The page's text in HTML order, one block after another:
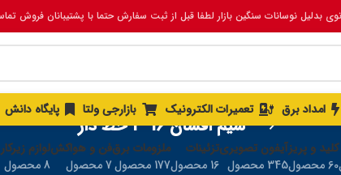
بدلیل نوسانات سنگین بازار لطفا قبل از ثبت سفارش حتما با پشتیبانان فروش
امداد برق تعمیرات الکترونیک بازارجی ولتا پایگاه دانش
سیم افشان 16 *1 خط دار
کلید و پریز
60 محصول
آیفون تصویری
345 محصول
تزئینات
16 محصول
ملزومات برق
177 محصول
فن و هواکش
7 محصول
لوازم
8 محصول